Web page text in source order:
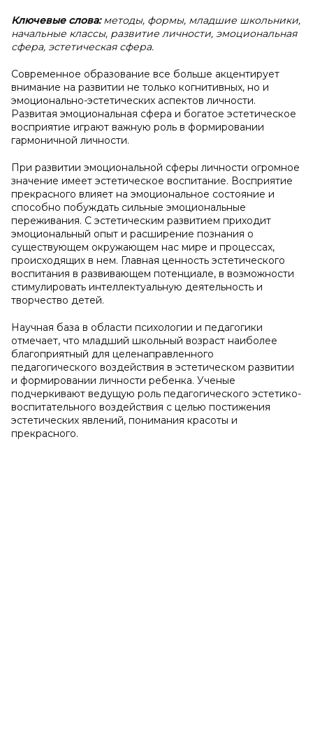
Ключевые слова:методы, формы, младшие школьники,
начальные классы, развитие личности, эмоциональная
сфера, эстетическая сфера.
Современное образование все больше акцентирует
внимание на развитии не только когнитивных, но и
эмоционально-эстетических аспектов личности.
Развитая эмоциональная сфера и богатое эстетическое
восприятие играют важную роль в формировании
гармоничной личности.
При развитии эмоциональной сферы личности огромное
значение имеет эстетическое воспитание. Восприятие
прекрасного влияет на эмоциональное состояние и
способно побуждать сильные эмоциональные
переживания. С эстетическим развитием приходит
эмоциональный опыт и расширение познания о
существующем окружающем нас мире и процессах,
происходящих в нем. Главная ценность эстетического
воспитания в развивающем потенциале, в возможности
стимулировать интеллектуальную деятельность и
творчество детей.
Научная база в области психологии и педагогики
отмечает, что младший школьный возраст наиболее
благоприятный для целенаправленного
педагогического воздействия в эстетическом развитии
и формировании личности ребенка. Ученые
подчеркивают ведущую роль педагогического эстетико-
воспитательного воздействия с целью постижения
эстетических явлений, понимания красоты и
прекрасного.